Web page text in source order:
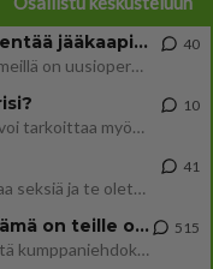
Uusioperheen aikuiset lapset tyhjentää jääkaapin käydessään
Miten selvittäisitte seuraavan ongelman, meillä on uusioperhe, minulla teini-ikäiset lapset ja puolisolla aikuiset, jotk
40
Lomat on monella lomailtu ja arki alkaa. Se voi tarkoittaa myös sitä, että grillailut on grillattu ja palataan arjen ruo
10
Miksi se että mies on seksuaalinen ja haluaa seksiä ja te olette hänen mielestänne haluttava on vastenmielistä? Mikä sii
41
Miksi kumppaniehdokkaan oma elämä on teille ongelma?
Täällä monesti kuulee vaatimuksia siitä, että kumppaniehdokkaalla ei saisi olla lemmikkejä, lapsia, kavereita, eksiä, su
515